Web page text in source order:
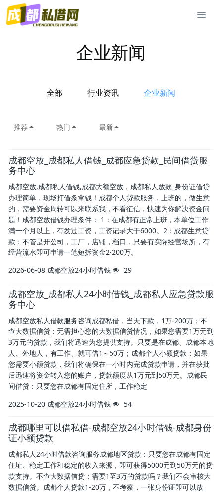
企业新闻
全部 行业资讯 企业新闻
推荐 热门 最新
成都空放_成都私人借钱_成都应急贷款_民间借贷服
务中心
成都空放,成都私人借钱,成都大额空放，成都私人放款_身份证借贷
办理简单，现场打借条拿钱！成都个人贷款服务，上班的，做生意
的，需要资金周转可以来联系我，不看征信，快速为你解决资金问
题！成都空放借钱办理条件： 1：在成都有正常上班，本单位工作
满一个月以上，有发过工资，工资记录大于6000。2：成都生意贷
款：不管是开公司，工厂，店铺，档口，只要有实际经营场所，有
经营流水即可申请一笔短拆资金2-200万。
2026-06-08 成都空放24小时借钱 29
成都空放_成都私人24小时借钱_成都私人应急贷款服
务中心
成都空放私人借款服务咨询成都私借，当天下款，1万-200万；不
查大数据信贷：无需担心您的大数据信贷情况，如果您需要1万元到
3万元的贷款，我们将迅速为您提供支持。只要是在成都、成都本地
人、外地人，有工作、就可借1～50万；成都个人小额贷款：如果
您需要小额贷款，我们将确保在一小时内完成贷款申请，并在获批
后迅速将资金转入您的账户，贷款额度从1万元到50万元。成都民
间借贷：只要您在成都有固定住所，工作稳定
2025-10-20 成都空放24小时借钱 54
成都哪里可以借私借-成都空放24小时借钱-成都身份
证小额贷款
成都私人24小时借款咨询服务成都地区贷款：只要您在成都有固定
住址、稳定工作和稳定的收入来源，即可获得5000元到50万元的贷
款支持。不查大数据信贷：需要1至3万的贷款吗？我们不会审核大
数据信贷。成都个人贷款1-20万，不考察，一张身份证即可以放